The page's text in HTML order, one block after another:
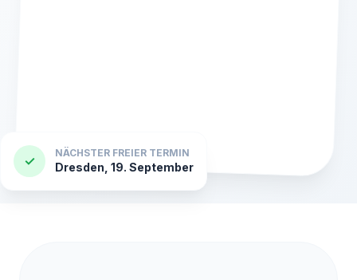
✓
NÄCHSTER FREIER TERMIN
Dresden, 19. September